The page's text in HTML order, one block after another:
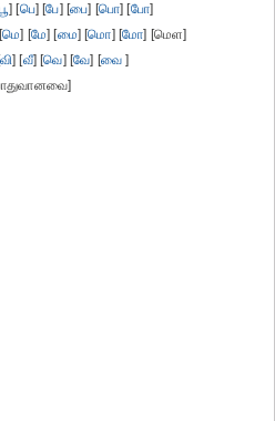
] [பெ] [பே] [பை] [பொ] [போ]
மெ] [மே] [மை] [மொ] [மோ] [மெள]
வி] [வீ] [வெ] [வே] [வை ]